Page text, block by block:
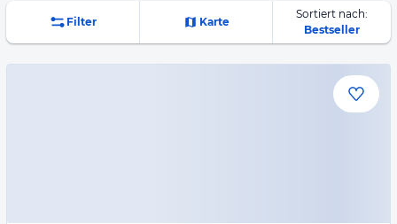
Filter Karte
Sortiert nach:
Bestseller